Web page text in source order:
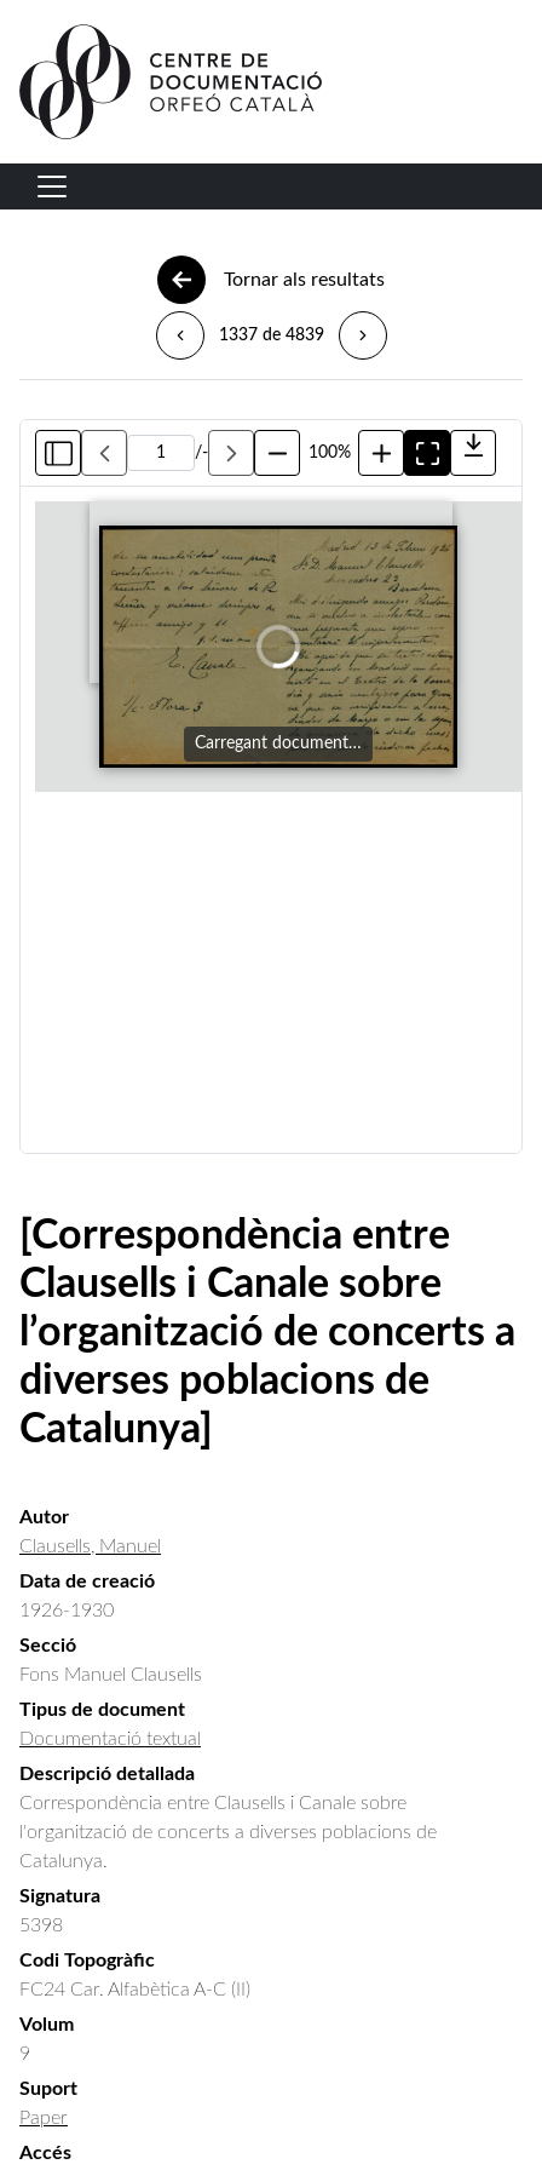
Vés al contingut
Navegació principal
Tornar als resultats
1337 de 4839
/- 100%
Carregant document…
[Correspondència entre
Clausells i Canale sobre
l’organització de concerts a
diverses poblacions de
Catalunya]
Autor
Clausells, Manuel
Data de creació
1926-1930
Secció
Fons Manuel Clausells
Tipus de document
Documentació textual
Descripció detallada
Correspondència entre Clausells i Canale sobre
l'organització de concerts a diverses poblacions de
Catalunya.
Signatura
5398
Codi Topogràfic
FC24 Car. Alfabètica A-C (II)
Volum
9
Suport
Paper
Accés